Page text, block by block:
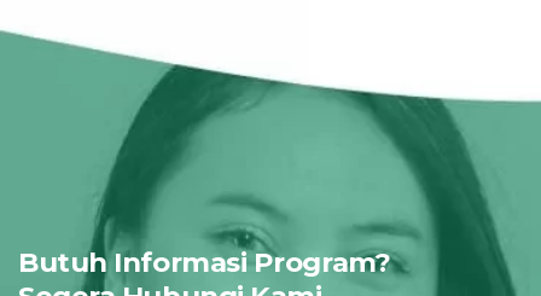
Butuh Informasi Program?